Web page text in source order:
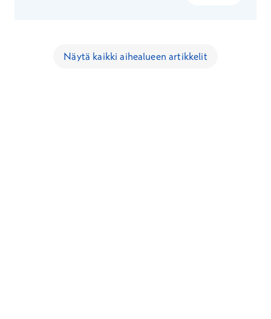
Näytä kaikki aihealueen artikkelit